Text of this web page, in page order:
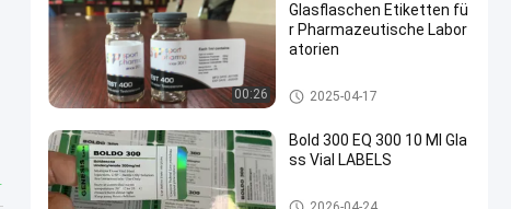
00:26
Glasflaschen Etiketten fü
r Pharmazeutische Labor
atorien
Glasphiolen-Aufkleber
2025-04-17
Bold 300 EQ 300 10 Ml Gla
ss Vial LABELS
Glasphiolen-Aufkleber